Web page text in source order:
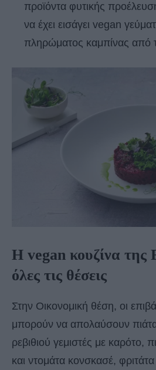
προϊόντα φυτικής
να έχει εισάγει vegan
πληρώματος καμπίνας από
Η vegan κουζίνα της
όλες τις θέσεις
Στην Οικονομική θέση, οι
μπορούν να απολαύσουν
ρεβιθιού γεμιστές με καρότο,
και ντομάτα κονσκασέ,